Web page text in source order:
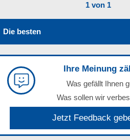
1 von 1
Die besten
Ihre Meinung
Was gefällt Ihnen
Was sollen wir
Jetzt Feedback